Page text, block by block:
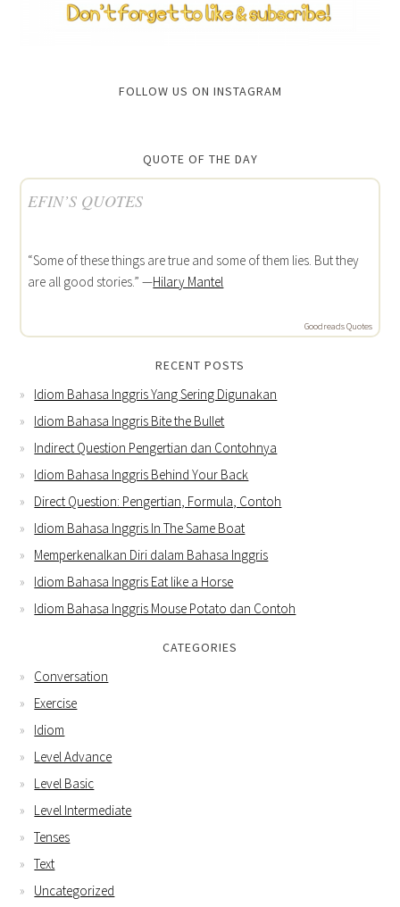
FOLLOW US ON INSTAGRAM
QUOTE OF THE DAY
EFIN’S QUOTES
“Some of these things are true and some of them lies. But they
are all good stories.” —Hilary Mantel
Goodreads Quotes
RECENT POSTS
Idiom Bahasa Inggris Yang Sering Digunakan
Idiom Bahasa Inggris Bite the Bullet
Indirect Question Pengertian dan Contohnya
Idiom Bahasa Inggris Behind Your Back
Direct Question: Pengertian, Formula, Contoh
Idiom Bahasa Inggris In The Same Boat
Memperkenalkan Diri dalam Bahasa Inggris
Idiom Bahasa Inggris Eat like a Horse
Idiom Bahasa Inggris Mouse Potato dan Contoh
CATEGORIES
Conversation
Exercise
Idiom
Level Advance
Level Basic
Level Intermediate
Tenses
Text
Uncategorized